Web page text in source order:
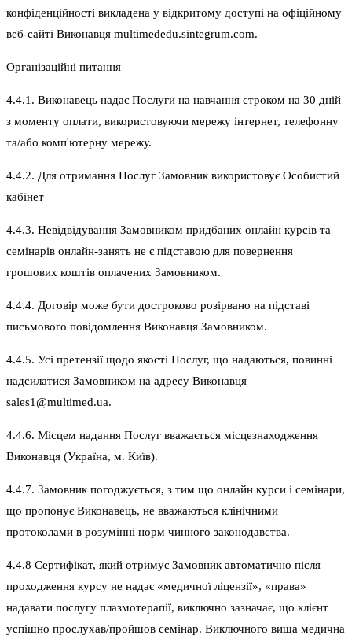
конфіденційності викладена у відкритому доступі на офіційному
веб-сайті Виконавця multimededu.sintegrum.com.
Організаційні питання
4.4.1. Виконавець надає Послуги на навчання строком на 30 дній
з моменту оплати, використовуючи мережу інтернет, телефонну
та/або комп'ютерну мережу.
4.4.2. Для отримання Послуг Замовник використовує Особистий
кабінет
4.4.3. Невідвідування Замовником придбаних онлайн курсів та
семінарів онлайн-занять не є підставою для повернення
грошових коштів оплачених Замовником.
4.4.4. Договір може бути достроково розірвано на підставі
письмового повідомлення Виконавця Замовником.
4.4.5. Усі претензії щодо якості Послуг, що надаються, повинні
надсилатися Замовником на адресу Виконавця
sales1@multimed.ua.
4.4.6. Місцем надання Послуг вважається місцезнаходження
Виконавця (Україна, м. Київ).
4.4.7. Замовник погоджується, з тим що онлайн курси і семінари,
що пропонує Виконавець, не вважаються клінічними
протоколами в розумінні норм чинного законодавства.
4.4.8 Сертифікат, який отримує Замовник автоматично після
проходження курсу не надає «медичної ліцензії», «права»
надавати послугу плазмотерапії, виключно зазначає, що клієнт
успішно прослухав/пройшов семінар. Виключного вища медична